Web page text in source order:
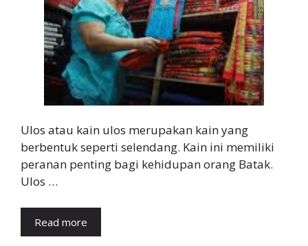
Ulos atau kain ulos merupakan kain yang
berbentuk seperti selendang. Kain ini memiliki
peranan penting bagi kehidupan orang Batak.
Ulos …
Read more